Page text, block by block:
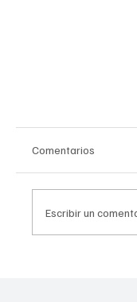
Comentarios
Escribir un